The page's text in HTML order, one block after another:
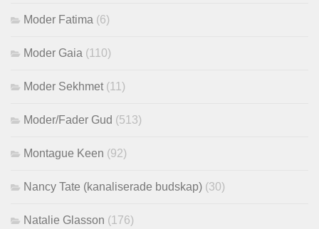
Moder Fatima (6)
Moder Gaia (110)
Moder Sekhmet (11)
Moder/Fader Gud (513)
Montague Keen (92)
Nancy Tate (kanaliserade budskap) (30)
Natalie Glasson (176)